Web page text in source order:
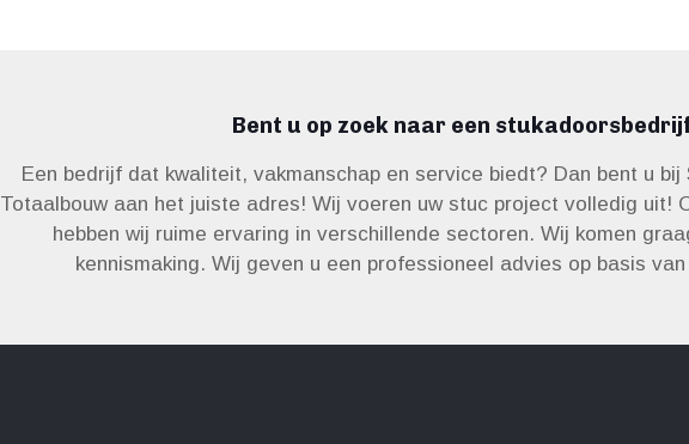
Bent u op zoek naar een
Een bedrijf dat kwaliteit, vakmanschap en service biedt? Dan bent u bij
Totaalbouw aan het juiste adres! Wij voeren uw stuc project volledig uit!
hebben wij ruime ervaring in verschillende sectoren. Wij komen
kennismaking. Wij geven u een professioneel advies op basis